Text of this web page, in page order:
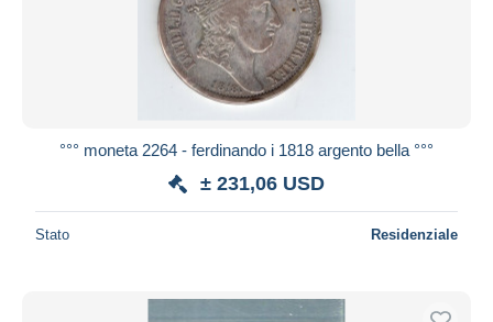
°°° moneta 2264 - ferdinando i 1818 argento bella °°°
± 231,06 USD
Stato Residenziale